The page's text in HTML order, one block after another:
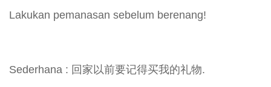
Lakukan pemanasan sebelum berenang!
Sederhana : 回家以前要记得买我的礼物.